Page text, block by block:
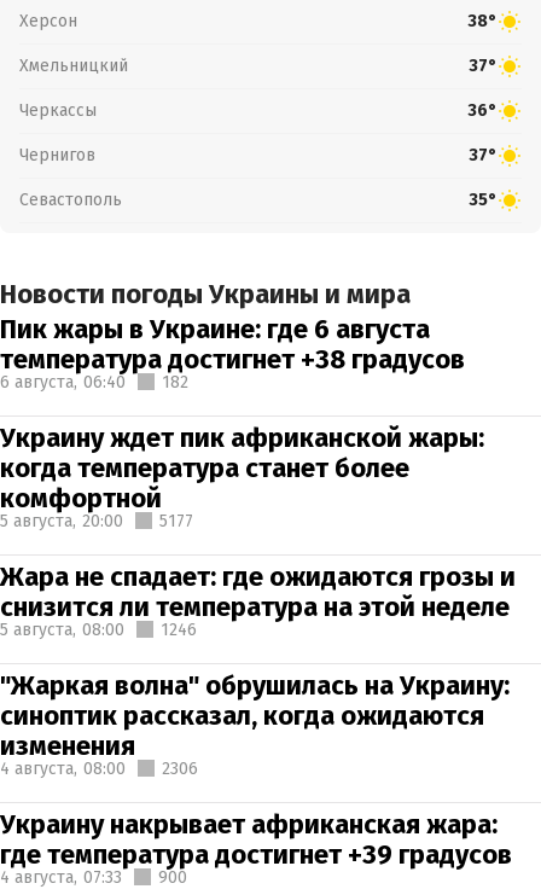
Херсон 38°
Хмельницкий 37°
Черкассы 36°
Чернигов 37°
Севастополь 35°
Новости погоды Украины и мира
Пик жары в Украине: где 6 августа
температура достигнет +38 градусов
6 августа, 06:40 182
Украину ждет пик африканской жары:
когда температура станет более
комфортной
5 августа, 20:00 5177
Жара не спадает: где ожидаются грозы и
снизится ли температура на этой неделе
5 августа, 08:00 1246
"Жаркая волна" обрушилась на Украину:
синоптик рассказал, когда ожидаются
изменения
4 августа, 08:00 2306
Украину накрывает африканская жара:
где температура достигнет +39 градусов
4 августа, 07:33 900